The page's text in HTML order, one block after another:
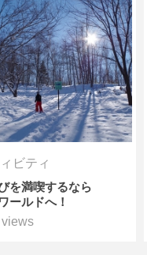
ビティ
を満喫するなら
ールドへ！